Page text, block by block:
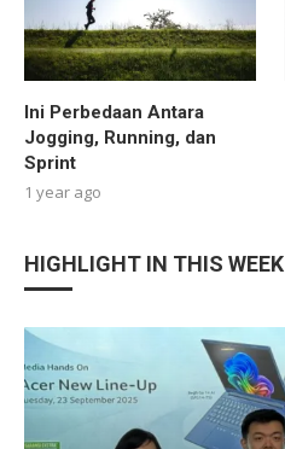
Ini Perbedaan Antara
Jogging, Running, dan
Sprint
1 year ago
HIGHLIGHT IN THIS WEEK